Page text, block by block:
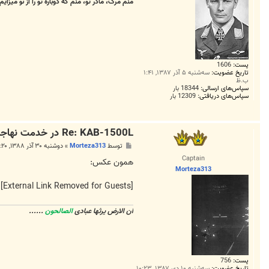
پست: 1606
تاریخ عضویت: سه‌شنبه ۵ آذر ۱۳۸۷, ۱:۴۱
ب.ظ
سپاس‌های ارسالی: 18344 بار
سپاس‌های دریافتی: 12309 بار
Captain
Morteza313
پست: 756
Re: KAB-1500L در خدمت نهاجا/عکس
ت
توسطMorteza313
»دوشنبه ۳۰ آذر ۱۳۸۸, ۱:۲۰ ب.ظ
همون عکس:
[External Link Removed for Guests]
ان الارض یرثها عبادیالصالحون ......